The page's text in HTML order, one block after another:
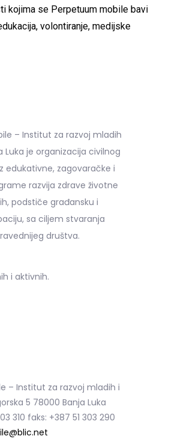
kojima se Perpetuum mobile bavi
volontiranje, medijske
– Institut za razvoj mladih
Luka je organizacija civilnog
edukativne, zagovaračke i
razvija zdrave životne
podstiče građansku i
sa ciljem stvaranja
društva.
i aktivnih.
– Institut za razvoj mladih i
5 78000 Banja Luka
310 faks: +387 51 303 290